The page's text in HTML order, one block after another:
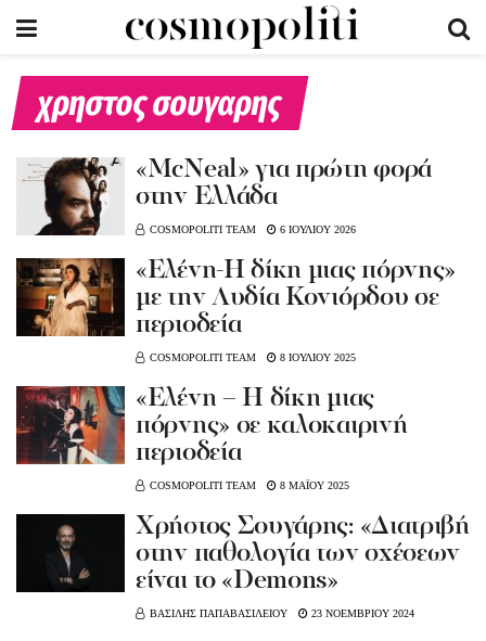
χρηστος σουγαρης
«McNeal» για πρώτη φορά
στην Ελλάδα
COSMOPOLITI TEAM 6 ΙΟΥΛΙΟΥ 2026
«Eλένη-Η δίκη μιας πόρνης»
με την Λυδία Κονιόρδου σε
περιοδεία
COSMOPOLITI TEAM 8 ΙΟΥΛΙΟΥ 2025
«Ελένη – Η δίκη μιας
πόρνης» σε καλοκαιρινή
περιοδεία
COSMOPOLITI TEAM 8 ΜΑΪΟΥ 2025
Χρήστος Σουγάρης: «Διατριβή
στην παθολογία των σχέσεων
είναι το «Demons»
ΒΑΣΙΛΗΣ ΠΑΠΑΒΑΣΙΛΕΙΟΥ 23 ΝΟΕΜΒΡΙΟΥ 2024